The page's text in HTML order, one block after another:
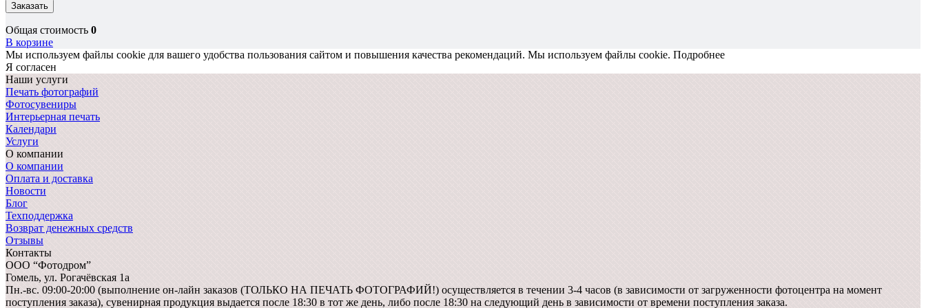
Заказать
Общая стоимость 0
В корзине
Мы используем файлы cookie для вашего удобства пользования сайтом и повышения качества рекомендаций. Мы используем файлы cookie. Подробнее
Я согласен
Наши услуги
Печать фотографий
Фотосувениры
Интерьерная печать
Календари
Услуги
О компании
О компании
Оплата и доставка
Новости
Блог
Техподдержка
Возврат денежных средств
Отзывы
Контакты
ООО “Фотодром”
Гомель, ул. Рогачёвская 1а
Пн.-вс. 09:00-20:00 (выполнение он-лайн заказов (ТОЛЬКО НА ПЕЧАТЬ ФОТОГРАФИЙ!) осуществляется в течении 3-4 часов (в зависимости от загруженности фотоцентра на момент
поступления заказа), сувенирная продукция выдается после 18:30 в тот же день, либо после 18:30 на следующий день в зависимости от времени поступления заказа.